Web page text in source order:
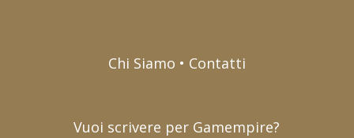
Chi Siamo • Contatti
Vuoi scrivere per Gamempire?